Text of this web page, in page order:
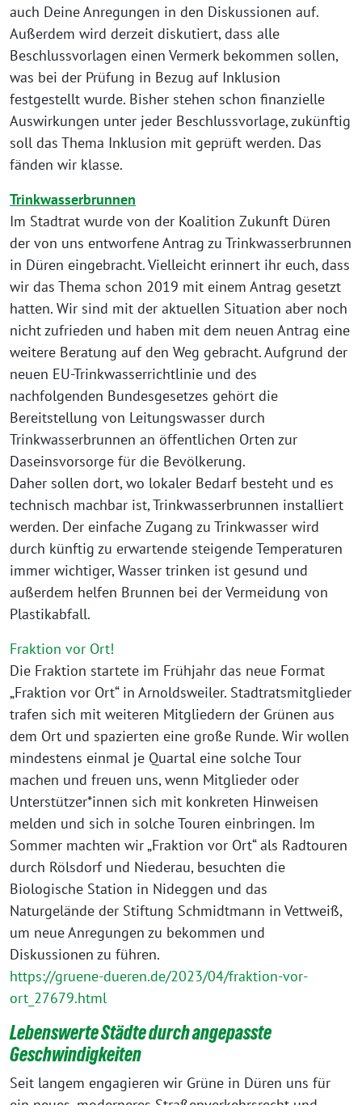
auch Deine Anregungen in den Diskussionen auf.
Außerdem wird derzeit diskutiert, dass alle
Beschlussvorlagen einen Vermerk bekommen sollen,
was bei der Prüfung in Bezug auf Inklusion
festgestellt wurde. Bisher stehen schon finanzielle
Auswirkungen unter jeder Beschlussvorlage, zukünftig
soll das Thema Inklusion mit geprüft werden. Das
fänden wir klasse.
Trinkwasserbrunnen
Im Stadtrat wurde von der Koalition Zukunft Düren
der von uns entworfene Antrag zu Trinkwasserbrunnen
in Düren eingebracht. Vielleicht erinnert ihr euch, dass
wir das Thema schon 2019 mit einem Antrag gesetzt
hatten. Wir sind mit der aktuellen Situation aber noch
nicht zufrieden und haben mit dem neuen Antrag eine
weitere Beratung auf den Weg gebracht. Aufgrund der
neuen EU-Trinkwasserrichtlinie und des
nachfolgenden Bundesgesetzes gehört die
Bereitstellung von Leitungswasser durch
Trinkwasserbrunnen an öffentlichen Orten zur
Daseinsvorsorge für die Bevölkerung.
Daher sollen dort, wo lokaler Bedarf besteht und es
technisch machbar ist, Trinkwasserbrunnen installiert
werden. Der einfache Zugang zu Trinkwasser wird
durch künftig zu erwartende steigende Temperaturen
immer wichtiger, Wasser trinken ist gesund und
außerdem helfen Brunnen bei der Vermeidung von
Plastikabfall.
Fraktion vor Ort!
Die Fraktion startete im Frühjahr das neue Format
„Fraktion vor Ort“ in Arnoldsweiler. Stadtratsmitglieder
trafen sich mit weiteren Mitgliedern der Grünen aus
dem Ort und spazierten eine große Runde. Wir wollen
mindestens einmal je Quartal eine solche Tour
machen und freuen uns, wenn Mitglieder oder
Unterstützer*innen sich mit konkreten Hinweisen
melden und sich in solche Touren einbringen. Im
Sommer machten wir „Fraktion vor Ort“ als Radtouren
durch Rölsdorf und Niederau, besuchten die
Biologische Station in Nideggen und das
Naturgelände der Stiftung Schmidtmann in Vettweiß,
um neue Anregungen zu bekommen und
Diskussionen zu führen.
https://gruene-dueren.de/2023/04/fraktion-vor-
ort_27679.html
Lebenswerte Städte durch angepasste
Geschwindigkeiten
Seit langem engagieren wir Grüne in Düren uns für